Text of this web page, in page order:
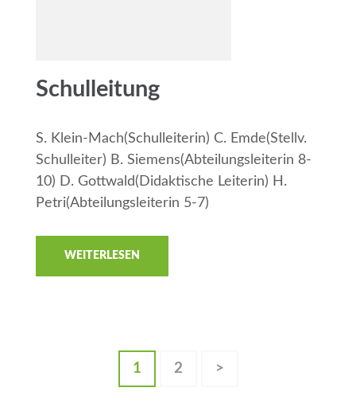
Schulleitung
S. Klein-Mach(Schulleiterin) C. Emde(Stellv.
Schulleiter) B. Siemens(Abteilungsleiterin 8-
10) D. Gottwald(Didaktische Leiterin) H.
Petri(Abteilungsleiterin 5-7)
WEITERLESEN
1 2 >